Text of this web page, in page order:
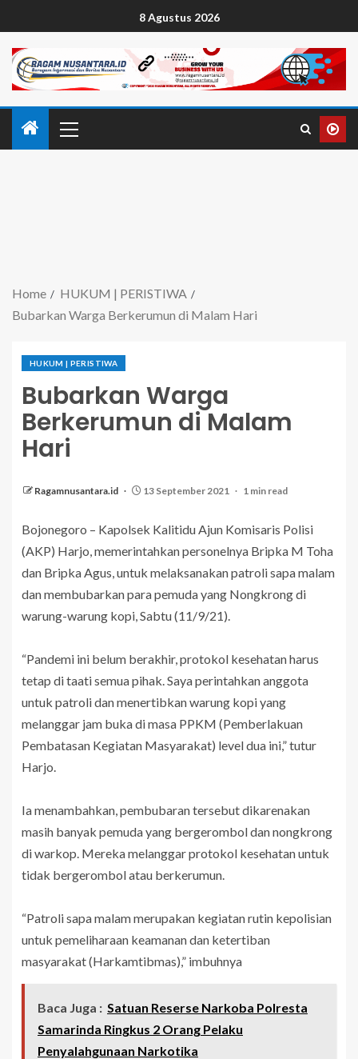
8 Agustus 2026
Home
HUKUM | PERISTIWA
Bubarkan Warga Berkerumun di Malam Hari
HUKUM | PERISTIWA
Bubarkan Warga
Berkerumun di Malam
Hari
Ragamnusantara.id 13 September 2021 1 min read
Bojonegoro – Kapolsek Kalitidu Ajun Komisaris Polisi
(AKP) Harjo, memerintahkan personelnya Bripka M Toha
dan Bripka Agus, untuk melaksanakan patroli sapa malam
dan membubarkan para pemuda yang Nongkrong di
warung-warung kopi, Sabtu (11/9/21).
“Pandemi ini belum berakhir, protokol kesehatan harus
tetap di taati semua pihak. Saya perintahkan anggota
untuk patroli dan menertibkan warung kopi yang
melanggar jam buka di masa PPKM (Pemberlakuan
Pembatasan Kegiatan Masyarakat) level dua ini,” tutur
Harjo.
Ia menambahkan, pembubaran tersebut dikarenakan
masih banyak pemuda yang bergerombol dan nongkrong
di warkop. Mereka melanggar protokol kesehatan untuk
tidak bergerombol atau berkerumun.
“Patroli sapa malam merupakan kegiatan rutin kepolisian
untuk pemeliharaan keamanan dan ketertiban
masyarakat (Harkamtibmas),” imbuhnya
Baca Juga : Satuan Reserse Narkoba Polresta
Samarinda Ringkus 2 Orang Pelaku
Penyalahgunaan Narkotika